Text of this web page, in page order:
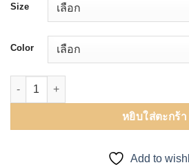
Size
Color
จำนวน ปลอกรัดเอว สำหรับหลังดูดไขมัน
หยิบใส่ตะกร้า
Add to